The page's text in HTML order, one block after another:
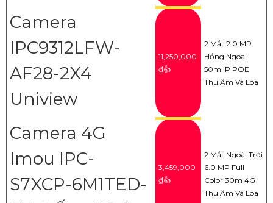
Camera
IPC9312LFW-
AF28-2X4
Uniview
11,250,000
₫👍
2 Mắt 2.0 MP
Hồng Ngoại
50m IP POE
Thu Âm Và Loa
Camera 4G
Imou IPC-
S7XCP-6M1TED-
3,459,000
₫👍
2 Mắt Ngoài Trời
6.0 MP Full
Color 30m 4G
Thu Âm Và Loa